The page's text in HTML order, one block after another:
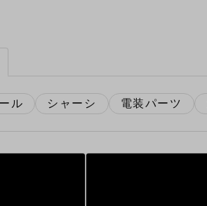
ル シャーシ 電装パーツ